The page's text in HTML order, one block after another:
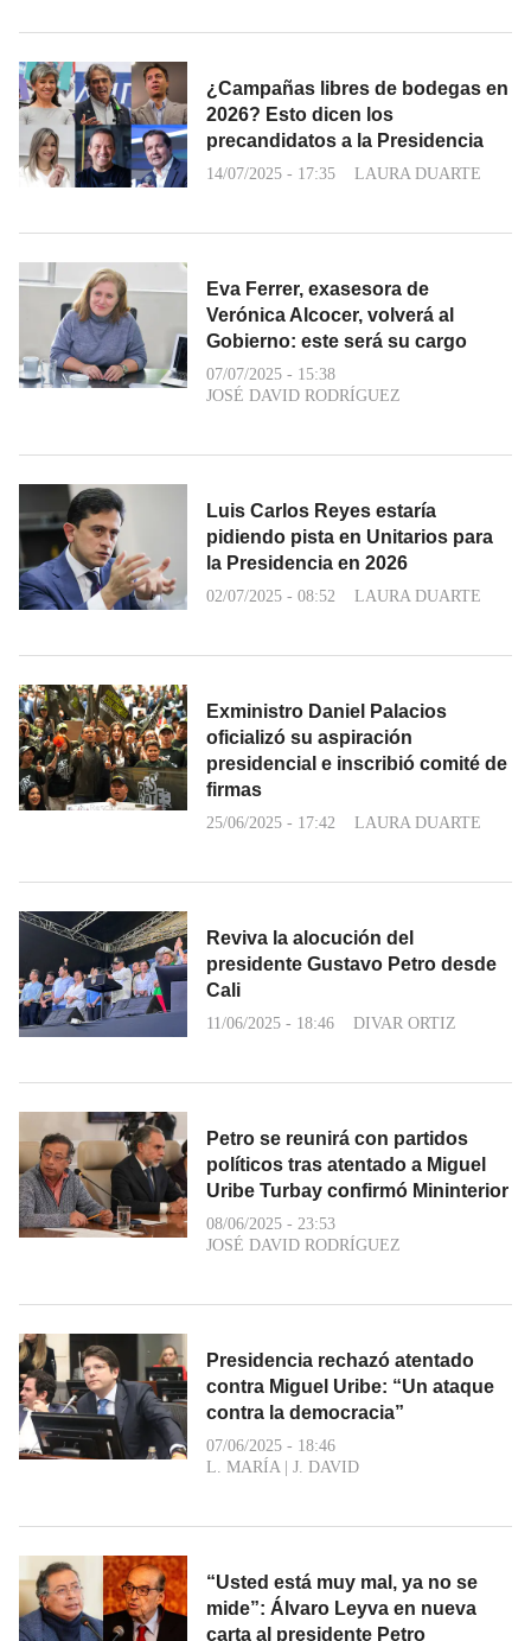
¿Campañas libres de bodegas en
2026? Esto dicen los
precandidatos a la Presidencia
14/07/2025 - 17:35 LAURA DUARTE
Eva Ferrer, exasesora de
Verónica Alcocer, volverá al
Gobierno: este será su cargo
07/07/2025 - 15:38
JOSÉ DAVID RODRÍGUEZ
Luis Carlos Reyes estaría
pidiendo pista en Unitarios para
la Presidencia en 2026
02/07/2025 - 08:52 LAURA DUARTE
Exministro Daniel Palacios
oficializó su aspiración
presidencial e inscribió comité de
firmas
25/06/2025 - 17:42 LAURA DUARTE
Reviva la alocución del
presidente Gustavo Petro desde
Cali
11/06/2025 - 18:46 DIVAR ORTIZ
Petro se reunirá con partidos
políticos tras atentado a Miguel
Uribe Turbay confirmó Mininterior
08/06/2025 - 23:53
JOSÉ DAVID RODRÍGUEZ
Presidencia rechazó atentado
contra Miguel Uribe: “Un ataque
contra la democracia”
07/06/2025 - 18:46
L. MARÍA | J. DAVID
“Usted está muy mal, ya no se
mide”: Álvaro Leyva en nueva
carta al presidente Petro